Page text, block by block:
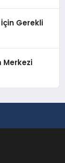
Gerekli
Merkezi